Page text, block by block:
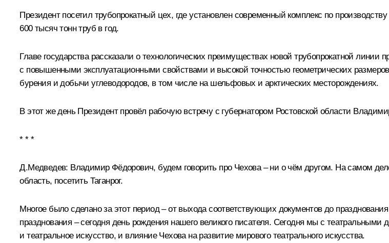
Президент посетил трубопрокатный цех, где установлен современный комплекс по
600 тысяч тонн труб в год.
Главе государства рассказали о технологических преимуществах новой трубопрокатной линии
с повышенными эксплуатационными свойствами и высокой точностью геометрических
бурения и добычи углеводородов, в том числе на шельфовых и арктических месторождениях.
В этот же день Президент провёл рабочую встречу с губернатором Ростовской области
* * *
Д.Медведев: Владимир Фёдорович, будем говорить про Чехова – ни о чём другом. На самом
область, посетить Таганрог.
Многое было сделано за этот период – от выхода соответствующих документов до
празднования – сегодня день рождения нашего великого писателя. Сегодня мы с
и театральное искусство, и влияние Чехова на развитие мирового театрального искусства.